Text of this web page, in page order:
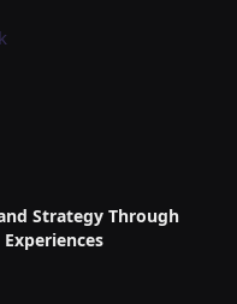
Strategy Through